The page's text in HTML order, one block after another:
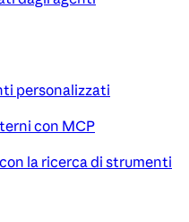
personalizzati
con MCP
la ricerca di strumenti